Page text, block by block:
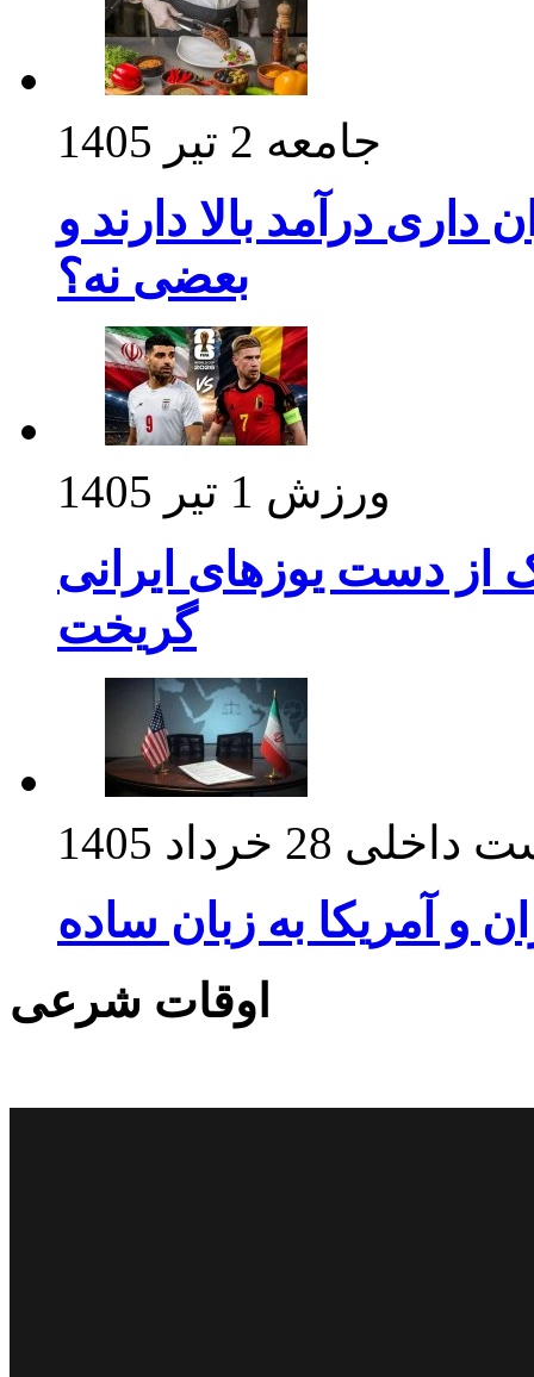
جامعه 2 تیر 1405
درآمد بالا دارند و
بعضی نه؟
ورزش 1 تیر 1405
از دست یوزهای ایرانی
گریخت
داخلی 28 خرداد 1405
و آمریکا به زبان ساده
اوقات شرعی